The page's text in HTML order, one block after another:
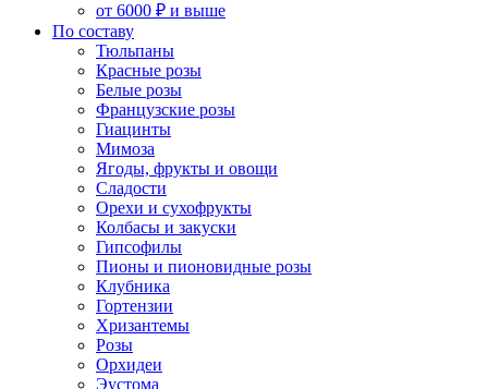
от 6000 ₽ и выше
По составу
Тюльпаны
Красные розы
Белые розы
Французские розы
Гиацинты
Мимоза
Ягоды, фрукты и овощи
Сладости
Орехи и сухофрукты
Колбасы и закуски
Гипсофилы
Пионы и пионовидные розы
Клубника
Гортензии
Хризантемы
Розы
Орхидеи
Эустома